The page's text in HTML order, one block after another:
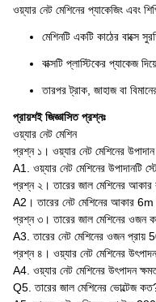
ওয়্যার নেট মেশিনের প্যাকেজিং এবং
মেশিনটি একটি কাঠের বাক্সে
বাক্সটি প্লাস্টিকের প্যাকেজ
তারপর ট্রাক, জাহাজ বা
প্রায়শই জিজ্ঞাসিত প্রশ্নঃ
ওয়্যার নেট মেশিন
প্রশ্ন ১। ওয়্যার নেট মেশিনের
A1. ওয়্যার নেট মেশিনের উপাদানটি
প্রশ্ন ২। তারের জাল মেশিনের
A2। তারের নেট মেশিনের আকার
প্রশ্ন ৩। তারের জাল মেশিনের ওজন
A3. তারের নেট মেশিনের ওজন প্রায়
প্রশ্ন ৪। ওয়্যার নেট মেশিনের
A4. ওয়্যার নেট মেশিনের উৎপাদন
Q5. তারের জাল মেশিনের ভোল্টেজ